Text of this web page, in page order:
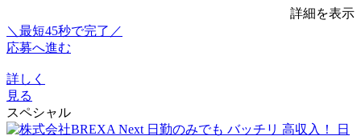
詳細を表示
＼最短45秒で完了／
応募へ進む
詳しく
見る
スペシャル